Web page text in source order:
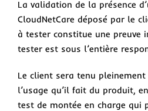
La validation de la présence
CloudNetCare déposé par le
à tester constitue une preuve
tester est sous l’entière
Le client sera tenu
l’usage qu’il fait du produit,
test de montée en charge qui